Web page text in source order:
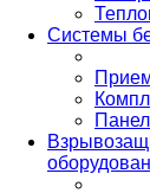
Системы